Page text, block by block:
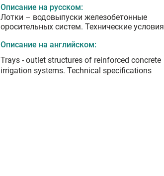
Описание на русском:
Лотки – водовыпуски железобетонные
оросительных систем. Технические условия
Описание на английском:
Trays - outlet structures of reinforced concrete
irrigation systems. Technical specifications